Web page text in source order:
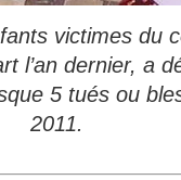
victimes du
l’an dernier, a
5 tués ou
2011.